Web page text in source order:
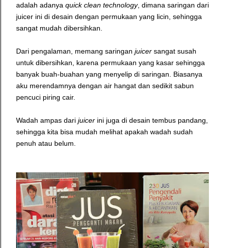
adalah adanya quick clean technology, dimana saringan dari
juicer ini di desain dengan permukaan yang licin, sehingga
sangat mudah dibersihkan.
Dari pengalaman, memang saringan juicer sangat susah
untuk dibersihkan, karena permukaan yang kasar sehingga
banyak buah-buahan yang menyelip di saringan. Biasanya
aku merendamnya dengan air hangat dan sedikit sabun
pencuci piring cair.
Wadah ampas dari juicer ini juga di desain tembus pandang,
sehingga kita bisa mudah melihat apakah wadah sudah
penuh atau belum.